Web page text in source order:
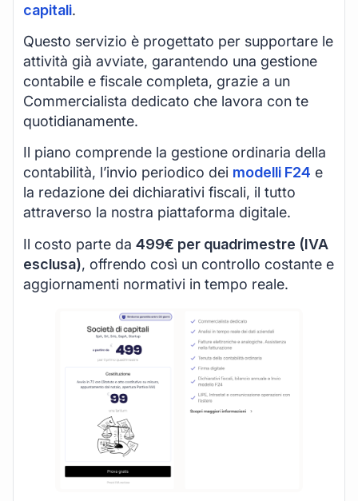
capitali.
Questo servizio è progettato per supportare le
attività già avviate, garantendo una gestione
contabile e fiscale completa, grazie a un
Commercialista dedicato che lavora con te
quotidianamente.
Il piano comprende la gestione ordinaria della
contabilità, l’invio periodico dei modelli F24 e
la redazione dei dichiarativi fiscali, il tutto
attraverso la nostra piattaforma digitale.
Il costo parte da 499€ per quadrimestre (IVA
esclusa), offrendo così un controllo costante e
aggiornamenti normativi in tempo reale.